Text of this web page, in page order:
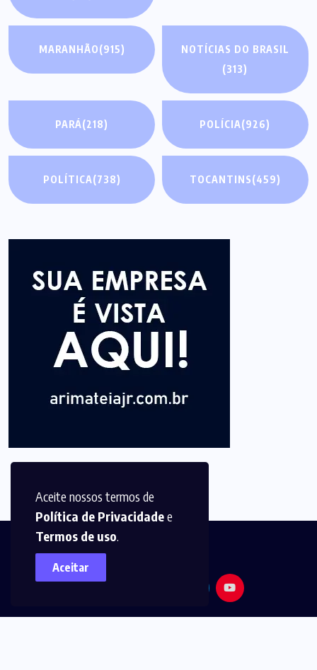
Aceite nossos termos de
Política de Privacidadee
Termos de uso.
Aceitar
MARANHÃO(915)
NOTÍCIAS DO BRASIL
(313)
PARÁ(218) POLÍCIA(926)
POLÍTICA(738) TOCANTINS(459)